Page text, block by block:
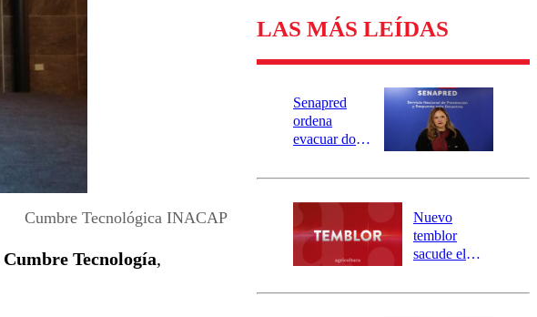
Cumbre Tecnológica INACAP
Cumbre Tecnología,
LAS MÁS LEÍDAS
Senapred
ordena
evacuar dos
Carahue por
río Damas:
activa
mensajería
SAE
Nuevo
temblor
sacude el
revisa la